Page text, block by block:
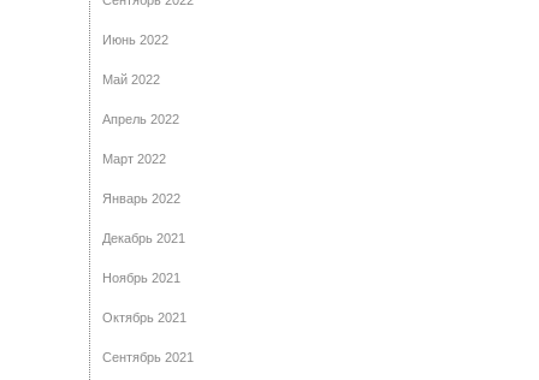
Июнь 2022
Май 2022
Апрель 2022
Март 2022
Январь 2022
Декабрь 2021
Ноябрь 2021
Октябрь 2021
Сентябрь 2021